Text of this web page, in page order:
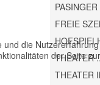
FREIE
THEATER
THEATER
die
der Seite